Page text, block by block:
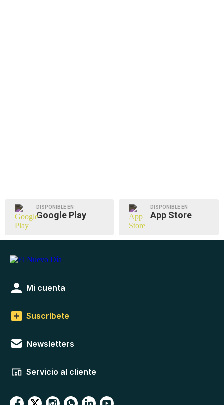
DISPONIBLE EN
Google Play
DISPONIBLE EN
App Store
Mi cuenta
Suscríbete
Newsletters
Servicio al cliente